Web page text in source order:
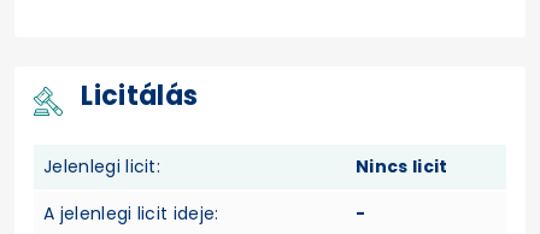
Licitálás
Jelenlegi licit:
Nincs licit
A jelenlegi licit ideje:
-